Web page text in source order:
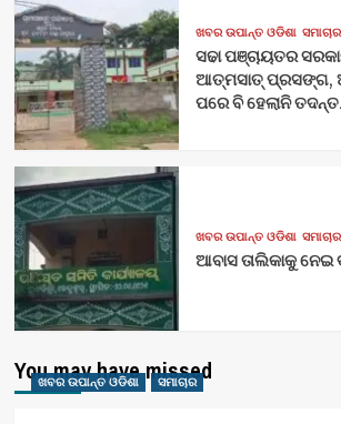
ଖବର ଉପାନ୍ତ ଓଡିଶା ସମାଚାର
ସଢା ପଞ୍ଚାୟତର
ଆତ୍ମସାତ୍ ପ୍ରସଙ୍ଗ,
ପରେ ବି ହେଲାନି
ଖବର ଉପାନ୍ତ ଓଡିଶା ସମାଚାର
ଆବାସ ତାଲିକାକୁ
You may have missed
ଖବର ଉପାନ୍ତ ଓଡିଶା ସମାଚାର